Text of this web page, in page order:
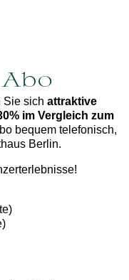
Abo
Sie sich attraktive
im Vergleich zum
bequem telefonisch,
Berlin.